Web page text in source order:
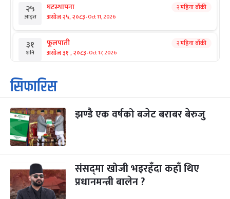
२५
आइत
घटस्थापना
असोज २५, २०८३-Oct 11, 2026
२ महिना बाँकी
३१
शनि
फूलपाती
असोज ३१ , २०८३-Oct 17, 2026
२ महिना बाँकी
१
आइत
कार्तिक सङ्क्रान्ति
कार्तिक १, २०८३
३
मंगल
महानवमी
कार्तिक ३, २०८३
२ महिना बाँकी
४
कार्तिक ४, २०८३ Oct 21, 2026
५
बिहि
पापा‌ङ्कुशा एकादशी व्रत
कार्तिक ५, २०८३
सिफारिस
झण्डै एक वर्षको बजेट बराबर बेरुजु
संसद्‌मा खोजी भइरहँदा कहाँ थिए
प्रधानमन्त्री बालेन ?